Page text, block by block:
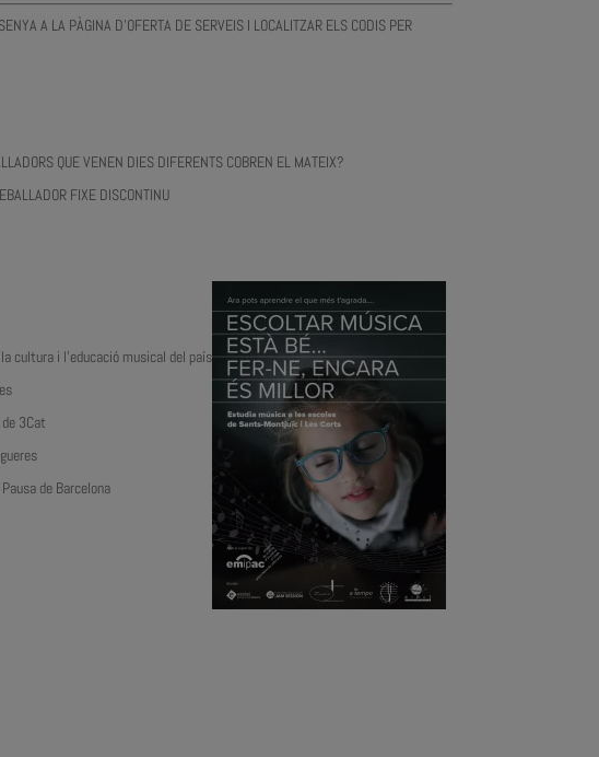
A LA PÀGINA D'OFERTA DE SERVEIS I LOCALITZAR ELS CODIS PER
QUE VENEN DIES DIFERENTS COBREN EL MATEIX?
FIXE DISCONTINU
cultura i l’educació musical del país
3Cat
de Barcelona